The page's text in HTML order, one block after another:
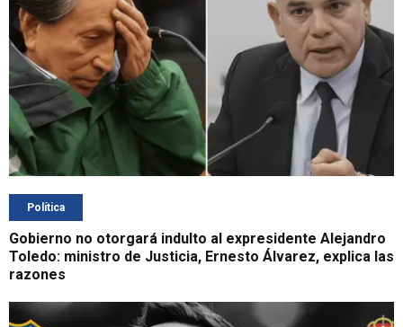
Política
Gobierno no otorgará indulto al expresidente Alejandro
Toledo: ministro de Justicia, Ernesto Álvarez, explica las
razones